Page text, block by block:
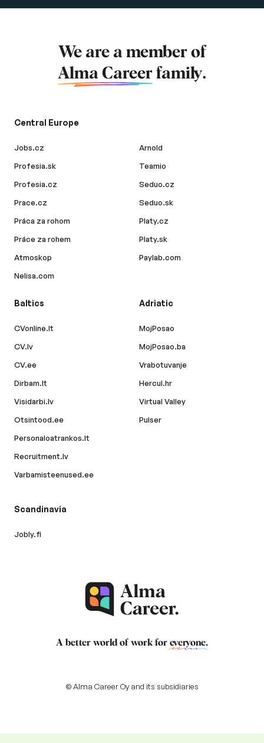
We are a member of
Alma Career family.
Central Europe
Jobs.cz
Profesia.sk
Profesia.cz
Prace.cz
Práca za rohom
Práce za rohem
Atmoskop
Nelisa.com
Arnold
Teamio
Seduo.cz
Seduo.sk
Platy.cz
Platy.sk
Paylab.com
Baltics
CVonline.lt
CV.lv
CV.ee
Dirbam.lt
Visidarbi.lv
Otsintood.ee
Personaloatrankos.lt
Recruitment.lv
Varbamisteenused.ee
Adriatic
MojPosao
MojPosao.ba
Vrabotuvanje
Hercul.hr
Virtual Valley
Pulser
Scandinavia
Jobly.fi
A better world of work for everyone.
© Alma Career Oy and its subsidiaries